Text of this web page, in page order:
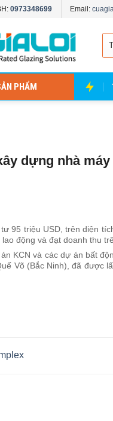
0973348699 Email:
PHẨM
dựng nhà
95 triệu USD, trên diện
động và đạt doanh thu
KCN và các dự án bất
Võ (Bắc Ninh), đã được